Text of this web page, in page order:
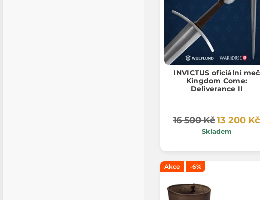
INVICTUS oficiální meč
Kingdom Come:
Deliverance II
16 500 Kč13 200 Kč
Skladem
Akce -6%